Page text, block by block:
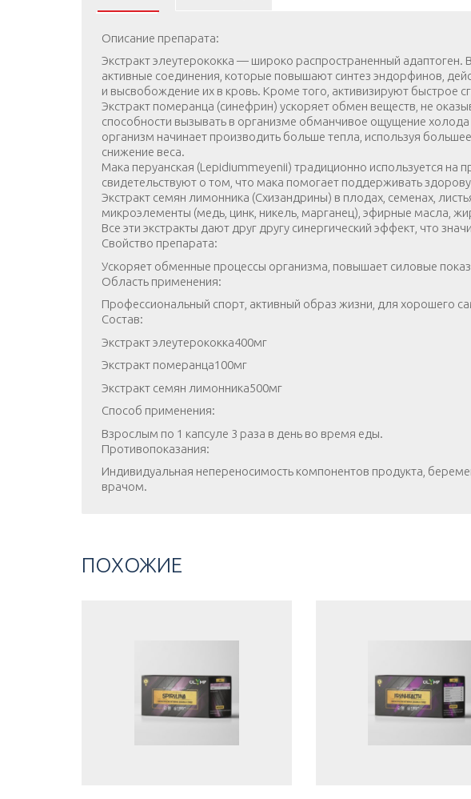
Описание препарата:
Экстракт элеутерококка — широко распространенный адаптоген.
активные соединения, которые повышают синтез эндорфинов,
и высвобождение их в кровь. Кроме того, активизируют быстрое
Экстракт померанца (синефрин) ускоряет обмен веществ, не
способности вызывать в организме обманчивое ощущение
организм начинает производить больше тепла, используя
снижение веса.
Мака перуанская (Lepidiummeyenii) традиционно используется
свидетельствуют о том, что мака помогает поддерживать
Экстракт семян лимонника (Схизандрины) в плодах, семенах,
микроэлементы (медь, цинк, никель, марганец), эфирные масла,
Все эти экстракты дают друг другу синергический эффект, что
Свойство препарата:
Ускоряет обменные процессы организма, повышает силовые
Область применения:
Профессиональный спорт, активный образ жизни, для хорошего
Состав:
Экстракт элеутерококка400мг
Экстракт померанца100мг
Экстракт семян лимонника500мг
Способ применения:
Взрослым по 1 капсуле 3 раза в день во время еды.
Противопоказания:
Индивидуальная непереносимость компонентов продукта,
врачом.
ПОХОЖИЕ